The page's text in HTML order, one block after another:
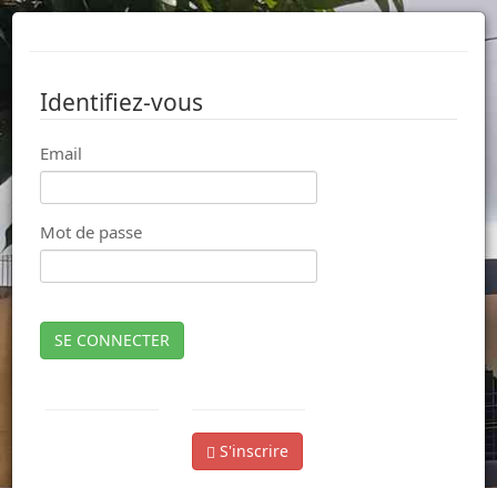
Identifiez-vous
Email
Mot de passe
SE CONNECTER
S'inscrire